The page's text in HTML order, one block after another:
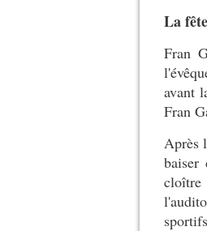
La
Fran
avant
Fran
Après
baiser